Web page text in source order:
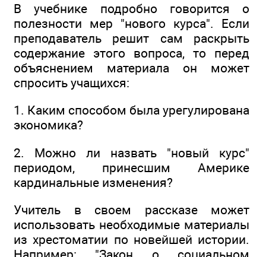
В учебнике подробно говорится о
полезности мер "нового курса". Если
преподаватель решит сам раскрыть
содержание этого вопроса, то перед
объяснением материала он может
спросить учащихся:
1. Каким способом была урегулирована
экономика?
2. Можно ли назвать "новый курс"
периодом, принесшим Америке
кардинальные изменения?
Учитель в своем рассказе может
использовать необходимые материалы
из хрестоматии по новейшей истории.